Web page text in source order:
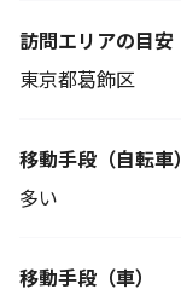
訪問エリアの目安
東京都葛飾区
移動手段 （自転車）
多い
移動手段（車）